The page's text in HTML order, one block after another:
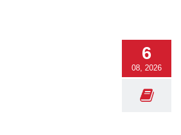
6
08, 2026